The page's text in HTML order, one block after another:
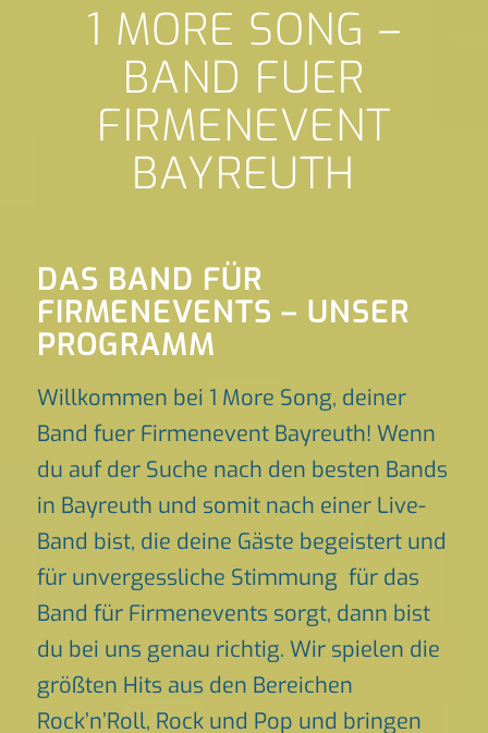
1 MORE SONG –
BAND FUER
FIRMENEVENT
BAYREUTH
DAS BAND FÜR
FIRMENEVENTS – UNSER
PROGRAMM
Willkommen bei 1 More Song, deiner
Band fuer Firmenevent Bayreuth! Wenn
du auf der Suche nach den besten Bands
in Bayreuth und somit nach einer Live-
Band bist, die deine Gäste begeistert und
für unvergessliche Stimmung für das
Band für Firmenevents sorgt, dann bist
du bei uns genau richtig. Wir spielen die
größten Hits aus den Bereichen
Rock’n’Roll, Rock und Pop und bringen